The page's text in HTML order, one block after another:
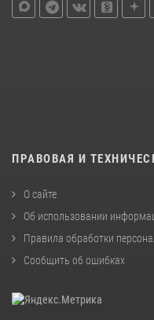
ПРАВОВАЯ И
О сайте
Об использовании
Правила обработки
Сообщить об ошибках